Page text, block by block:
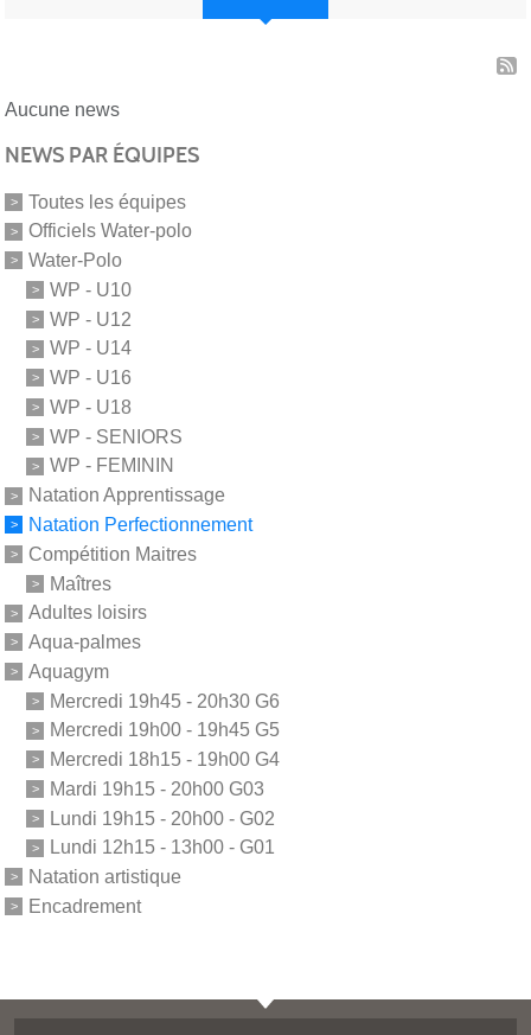
Aucune news
NEWS PAR ÉQUIPES
Toutes les équipes
Officiels Water-polo
Water-Polo
WP - U10
WP - U12
WP - U14
WP - U16
WP - U18
WP - SENIORS
WP - FEMININ
Natation Apprentissage
Natation Perfectionnement
Compétition Maitres
Maîtres
Adultes loisirs
Aqua-palmes
Aquagym
Mercredi 19h45 - 20h30 G6
Mercredi 19h00 - 19h45 G5
Mercredi 18h15 - 19h00 G4
Mardi 19h15 - 20h00 G03
Lundi 19h15 - 20h00 - G02
Lundi 12h15 - 13h00 - G01
Natation artistique
Encadrement